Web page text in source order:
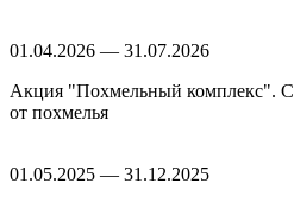
01.04.2026 — 31.07.2026
Акция "Похмельный комплекс".
от похмелья
01.05.2025 — 31.12.2025